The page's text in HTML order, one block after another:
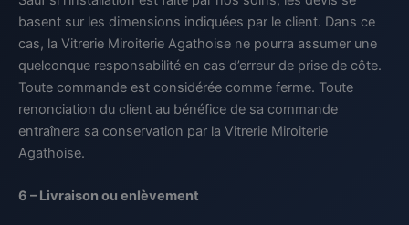
basent sur les dimensions indiquées par le client. Dans ce
cas, la Vitrerie Miroiterie Agathoise ne pourra assumer une
quelconque responsabilité en cas d’erreur de prise de côte.
Toute commande est considérée comme ferme. Toute
renonciation du client au bénéfice de sa commande
entraînera sa conservation par la Vitrerie Miroiterie
Agathoise.
6 – Livraison ou enlèvement